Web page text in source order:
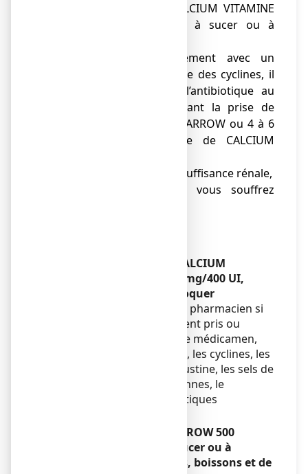
médicaments et de CALCIUM VITAMINE
D3 ARROW, comprimé à sucer ou à
● en cas de traitement avec un
antibiotique de la famille des cyclines, il
est conseillé prendre l’antibiotique au
moins deux heures avant la prise de
CALCIUM VITAMINE D3 ARROW ou 4 à 6
heures après la prise de CALCIUM
● de sarcoïdose ou d'insuffisance rénale,
● d’immobilisation si vous souffrez
Autres médicaments et CALCIUM
VITAMINE D3 ARROW 500 mg/400 UI,
comprimé à sucer ou à croquer
Informez votre médecin ou pharmacien si
vous prenez, avez récemment pris ou
pourriez prendre tout autre médicamen,
notamment les digitaliques, les cyclines, les
bisphosphonates, l'estramustine, les sels de
fer, les hormones thyroïdiennes, le
strontium, le zinc, les diurétiques
CALCIUM VITAMINE D3 ARROW 500
mg/400 UI, comprimé à sucer ou à
croquer avec des aliments, boissons et de